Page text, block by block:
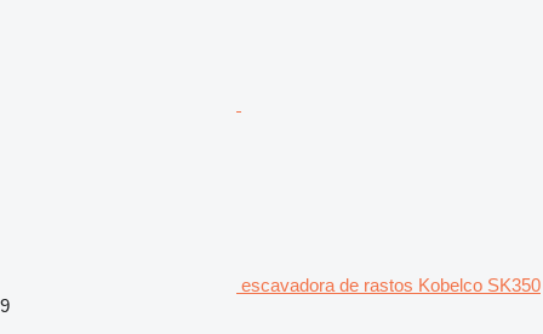
escavadora de rastos Kobelco SK350
9